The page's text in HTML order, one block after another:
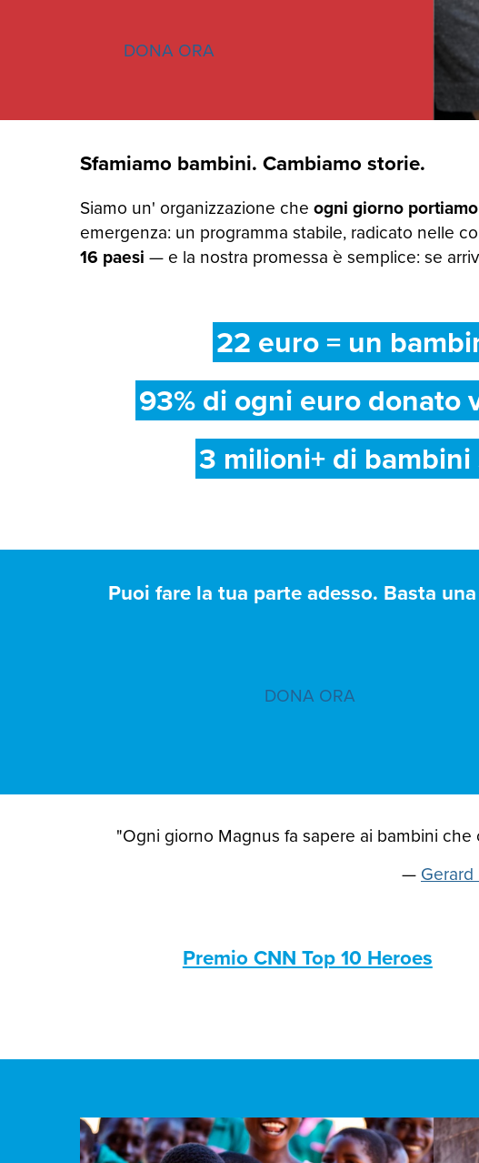
DONA ORA
Sfamiamo bambini. Cambiamo storie.
Siamo un' organizzazione che ogni giorno
emergenza: un programma stabile, radicato nelle
16 paesi — e la nostra promessa è semplice: se
22 euro = un
93% di ogni euro donato
3 milioni+ di
Puoi fare la tua parte adesso. Basta
DONA ORA
"Ogni giorno Magnus fa sapere ai bambini
— Gerard
Premio CNN Top 10 Heroes